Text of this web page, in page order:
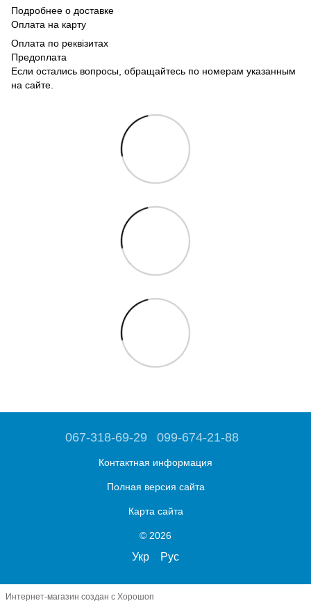
Подробнее о доставке
Оплата на карту
Оплата по реквізитах
Предоплата
Если остались вопросы, обращайтесь по номерам указанным
на сайте.
067-318-69-29 099-674-21-88
Контактная информация
Полная версия сайта
Карта сайта
© 2026
Укр Рус
Интернет-магазин создан с Хорошоп